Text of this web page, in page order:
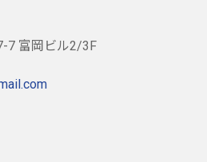
7 富岡ビル2/3F